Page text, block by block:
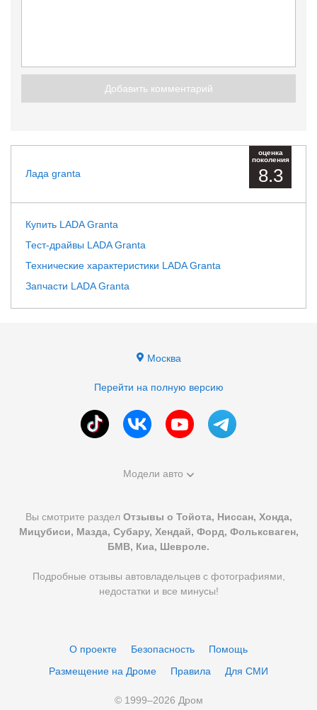
Добавить комментарий
Лада granta
оценка
поколения
8.3
Купить LADA Granta
Тест-драйвы LADA Granta
Технические характеристики LADA Granta
Запчасти LADA Granta
Москва
Перейти на полную версию
Модели авто
Вы смотрите раздел Отзывы о Тойота, Ниссан, Хонда,
Мицубиси, Мазда, Субару, Хендай, Форд, Фольксваген,
БМВ, Киа, Шевроле.
Подробные отзывы автовладельцев с фотографиями,
недостатки и все минусы!
О проекте Безопасность
Помощь
Размещение на Дроме
Правила Для СМИ
© 1999–2026 Дром